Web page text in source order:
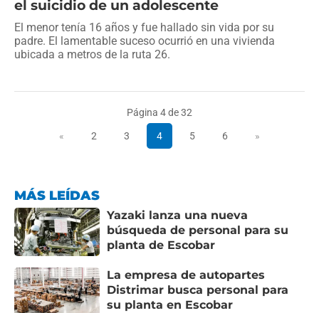
el suicidio de un adolescente
El menor tenía 16 años y fue hallado sin vida por su
padre. El lamentable suceso ocurrió en una vivienda
ubicada a metros de la ruta 26.
Página 4 de 32
« 2 3 4 5 6 »
MÁS LEÍDAS
Yazaki lanza una nueva
búsqueda de personal para su
planta de Escobar
La empresa de autopartes
Distrimar busca personal para
su planta en Escobar